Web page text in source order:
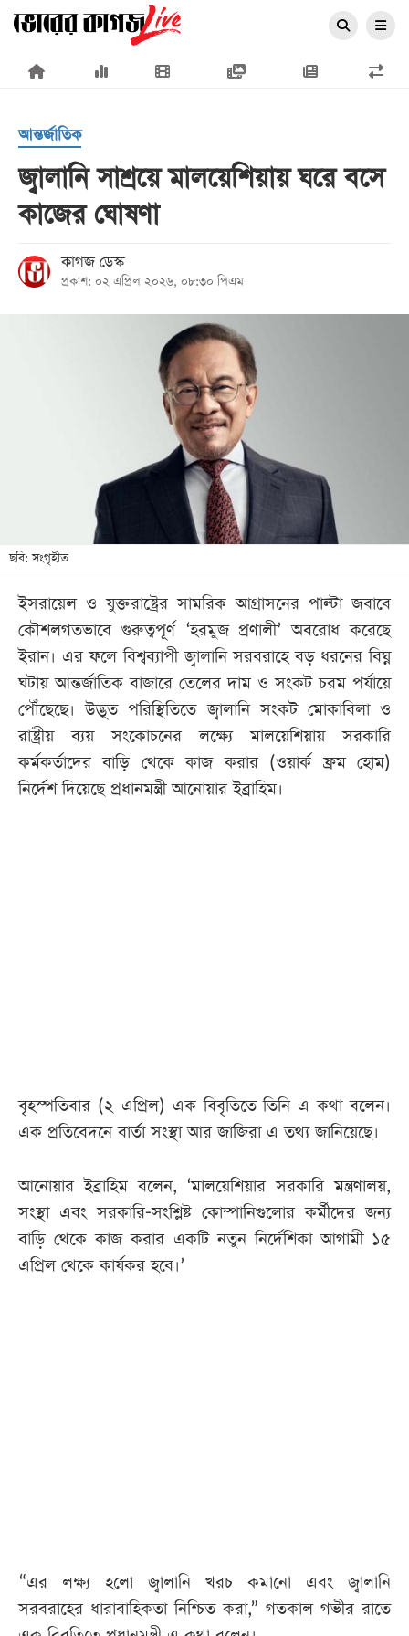
×
প্রচ্ছদ
জাতীয়
রাজনীতি
শিক্ষা
সব
বিভাগ
ছবি
ভিডিও
আন্তর্জাতিক
জ্বালানি সাশ্রয়ে মালয়েশিয়ায় ঘরে বসে
কাজের ঘোষণা
কাগজ ডেস্ক
প্রকাশ: ০২ এপ্রিল ২০২৬, ০৮:৩০ পিএম
ছবি: সংগৃহীত
ইসরায়েল ও যুক্তরাষ্ট্রের সামরিক আগ্রাসনের পাল্টা জবাবে
কৌশলগতভাবে গুরুত্বপূর্ণ ‘হরমুজ প্রণালী’ অবরোধ করেছে
ইরান। এর ফলে বিশ্বব্যাপী জ্বালানি সরবরাহে বড় ধরনের বিঘ্ন
ঘটায় আন্তর্জাতিক বাজারে তেলের দাম ও সংকট চরম পর্যায়ে
পৌঁছেছে। উদ্ভূত পরিস্থিতিতে জ্বালানি সংকট মোকাবিলা ও
রাষ্ট্রীয় ব্যয় সংকোচনের লক্ষ্যে মালয়েশিয়ায় সরকারি
কর্মকর্তাদের বাড়ি থেকে কাজ করার (ওয়ার্ক ফ্রম হোম)
নির্দেশ দিয়েছে প্রধানমন্ত্রী আনোয়ার ইব্রাহিম।
বৃহস্পতিবার (২ এপ্রিল) এক বিবৃতিতে তিনি এ কথা বলেন।
এক প্রতিবেদনে বার্তা সংস্থা আর জাজিরা এ তথ্য জানিয়েছে।
আনোয়ার ইব্রাহিম বলেন, ‘মালয়েশিয়ার সরকারি মন্ত্রণালয়,
সংস্থা এবং সরকারি-সংশ্লিষ্ট কোম্পানিগুলোর কর্মীদের জন্য
বাড়ি থেকে কাজ করার একটি নতুন নির্দেশিকা আগামী ১৫
এপ্রিল থেকে কার্যকর হবে।’
“এর লক্ষ্য হলো জ্বালানি খরচ কমানো এবং জ্বালানি
সরবরাহের ধারাবাহিকতা নিশ্চিত করা,” গতকাল গভীর রাতে